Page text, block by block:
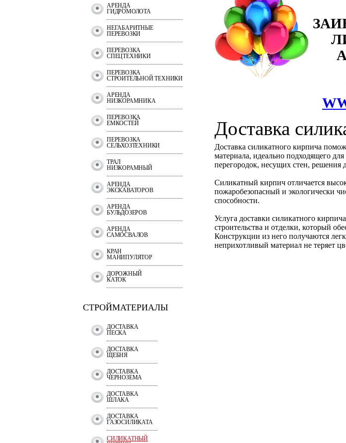
АРЕНДА
ГИДРОМОЛОТА
НЕГАБАРИТНЫЕ
ПЕРЕВОЗКИ
ПЕРЕВОЗКА
СПЕЦТЕХНИКИ
ПЕРЕВОЗКА
СТРОИТЕЛЬНОЙ ТЕХНИКИ
АРЕНДА
НИЗКОРАМНИКА
ПЕРЕВОЗКА
ЕМКОСТЕЙ
ПЕРЕВОЗКА
СЕЛЬХОЗТЕХНИКИ
ТРАЛ
НИЗКОРАМНЫЙ
АРЕНДА
ЭКСКАВАТОРОВ
АРЕНДА
БУЛЬДОЗЕРОВ
АРЕНДА
САМОСВАЛОВ
КРАН
МАНИПУЛЯТОР
ДОРОЖНЫЙ
КАТОК
СТРОЙМАТЕРИАЛЫ
ДОСТАВКА
ПЕСКА
ДОСТАВКА
ЩЕБНЯ
ДОСТАВКА
ЧЕРНОЗЕМА
ДОСТАВКА
ШЛАКА
ДОСТАВКА
ГАЗОСИЛИКАТА
СИЛИКАТНЫЙ
Доставка
Доставка силикатного кирпича
материала, идеально подходящего
перегородок, несущих стен, решения
Силикатный кирпич отличается
пожаробезопасный и экологически
способности.
Услуга доставки силикатного
строительства и отделки, который
Конструкции из него получаются
неприхотливый материал не теряет